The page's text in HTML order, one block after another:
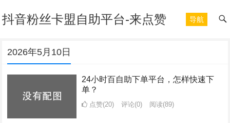
抖音粉丝卡盟自助平台-来点赞 导航
2026年5月10日
24小时百自助下单平台，怎样快速下
单？
点赞(20) 评论(0) 阅读(89)